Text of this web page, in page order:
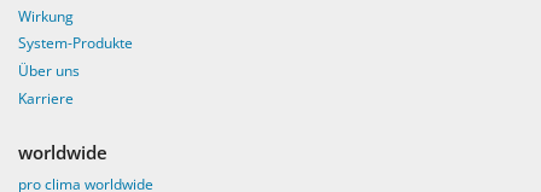
Wirkung
System-Produkte
Über uns
Karriere
worldwide
pro clima worldwide